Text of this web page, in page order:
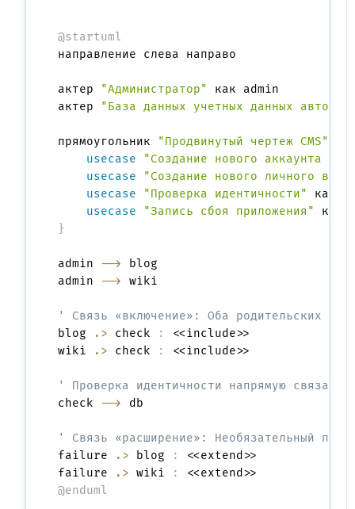
@startuml
направление слева направо
актер "Администратор"
как admin
актер
"База данных учетных данных автора"
прямоугольник "Продвинутый чертеж CMS"
usecase
"Создание нового аккаунта
usecase
"Создание нового личного
usecase
"Проверка идентичности"
как
usecase
"Запись сбоя приложения"
}
admin -->
blog
admin --> wiki
' Связь «включение»: Оба родительских
blog
.> check :
<<include>>
wiki
.> check : <<include>>
' Проверка идентичности напрямую связана
check --> db
' Связь «расширение»: Необязательный
failure
.> blog :
<<extend>>
failure
.> wiki :
@enduml